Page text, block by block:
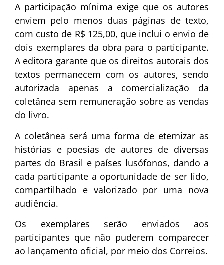
A participação mínima exige que os autores
enviem pelo menos duas páginas de texto,
com custo de R$ 125,00, que inclui o envio de
dois exemplares da obra para o participante.
A editora garante que os direitos autorais dos
textos permanecem com os autores, sendo
autorizada apenas a comercialização da
coletânea sem remuneração sobre as vendas
do livro.
A coletânea será uma forma de eternizar as
histórias e poesias de autores de diversas
partes do Brasil e países lusófonos, dando a
cada participante a oportunidade de ser lido,
compartilhado e valorizado por uma nova
audiência.
Os exemplares serão enviados aos
participantes que não puderem comparecer
ao lançamento oficial, por meio dos Correios.